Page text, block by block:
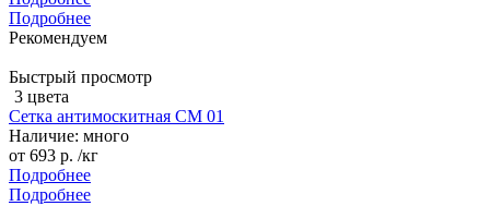
Подробнее
Рекомендуем
Быстрый просмотр
3 цвета
Сетка антимоскитная СМ 01
Наличие: много
от 693 р. /кг
Подробнее
Подробнее